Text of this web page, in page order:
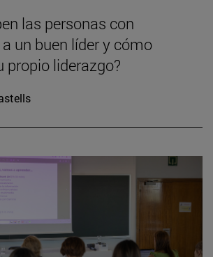
las personas con
un buen líder y cómo
propio liderazgo?